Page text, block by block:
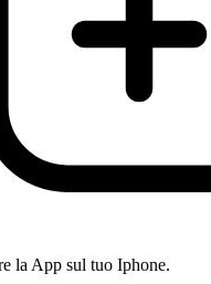
la App sul tuo Iphone.